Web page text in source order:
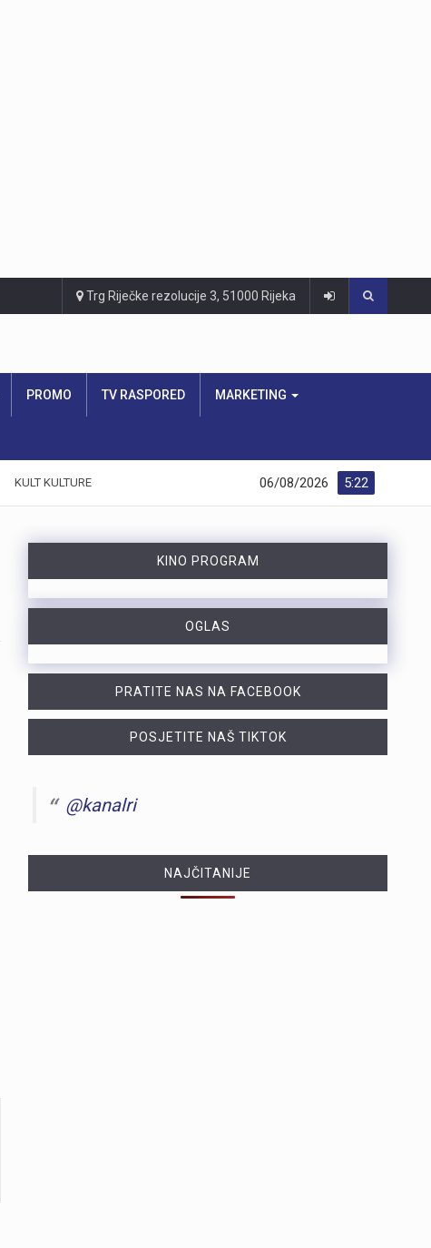
Trg Riječke rezolucije 3, 51000 Rijeka
PROMO TV RASPORED MARKETING
KULT KULTURE 5:22
06/08/2026
KINO PROGRAM
OGLAS
PRATITE NAS NA FACEBOOK
POSJETITE NAŠ TIKTOK
@kanalri
NAJČITANIJE